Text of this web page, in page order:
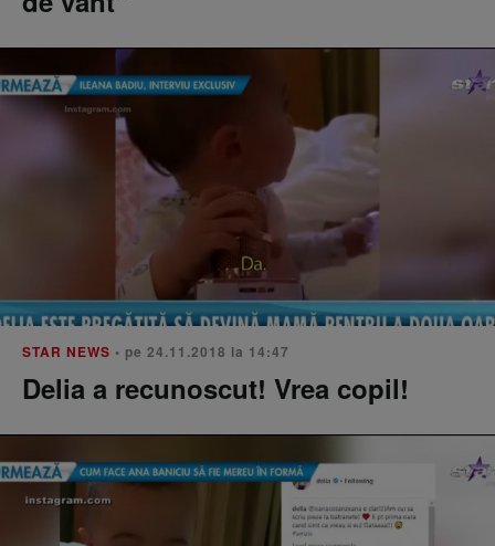
STAR NEWS • pe 24.11.2018 la 14:47
Delia a recunoscut! Vrea copil!